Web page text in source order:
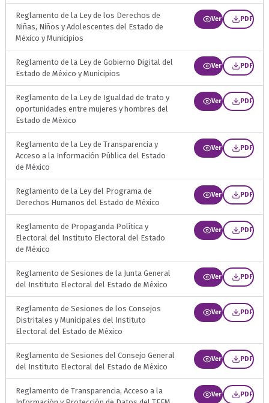
Reglamento de la Ley de los Derechos de
Niñas, Niños y Adolescentes del Estado de
México y Municipios
Ver PDF
Reglamento de la Ley de Gobierno Digital del
Estado de México y Municipios
Ver PDF
Reglamento de la Ley de Igualdad de trato y
oportunidades entre mujeres y hombres del
Estado de México
Ver PDF
Reglamento de la Ley de Transparencia y
Acceso a la Información Pública del Estado
de México
Ver PDF
Reglamento de la Ley del Programa de
Derechos Humanos del Estado de México
Ver PDF
Reglamento de Propaganda Política y
Electoral del Instituto Electoral del Estado
de México
Ver PDF
Reglamento de Sesiones de la Junta General
del Instituto Electoral del Estado de México
Ver PDF
Reglamento de Sesiones de los Consejos
Distritales y Municipales del Instituto
Electoral del Estado de México
Ver PDF
Reglamento de Sesiones del Consejo General
del Instituto Electoral del Estado de México
Ver PDF
Reglamento de Transparencia, Acceso a la
Ver PDF